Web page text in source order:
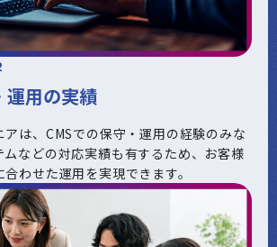
運用の実績
は、CMSでの保守・運用の経験のみな
ムなどの対応実績も有するため、お客様
わせた運用を実現できます。